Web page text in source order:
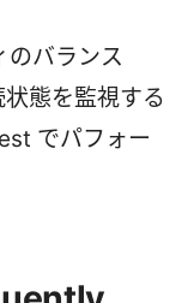
のバランス
態を監視する
でパフォー